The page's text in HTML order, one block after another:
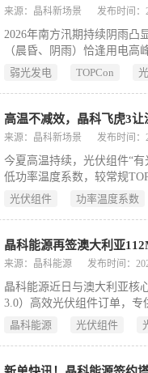
来源：晶科新场景 发布时间：
2026年南方汛期持续阴雨凸
（晨昏、阴雨）恰逢用电高
益的关键。飞虎三TOPCon
弱光发电 TOPCon
高温不减效，晶科飞虎3
来源：晶科新场景 发布时间：
今夏高温持续，光伏组件“
低功率温度系数，较常规
站30年多赚25万元；叠加
光伏组件 功率温度系数
晶科能源再签澳大利亚
来源：晶科能源 发布时间：
晶科能源近日与澳大利亚核
3.0）高效光伏组件订单，
场。鉴于澳大利亚户用光伏
是高功率密度设计，在有限
晶科能源 光伏组件